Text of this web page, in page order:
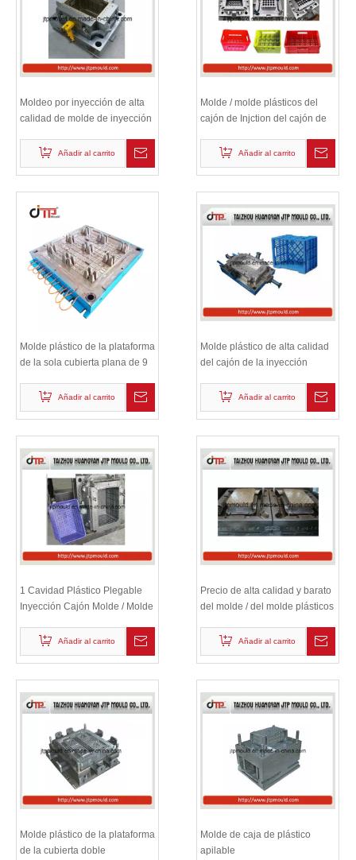
Moldeo por inyección de alta
calidad de molde de inyección
Añadir al carrito
Molde / molde plásticos del
cajón de Injction del cajón de
Añadir al carrito
Molde plástico de la plataforma
de la sola cubierta plana de 9
Añadir al carrito
Molde plástico de alta calidad
del cajón de la inyección
Añadir al carrito
1 Cavidad Plástico Plegable
Inyección Cajón Molde / Molde
Añadir al carrito
Precio de alta calidad y barato
del molde / del molde plásticos
cavidadesAñadir al carrito
Molde plástico de la plataforma
de la cubierta doble
Molde de caja de plástico
apilable